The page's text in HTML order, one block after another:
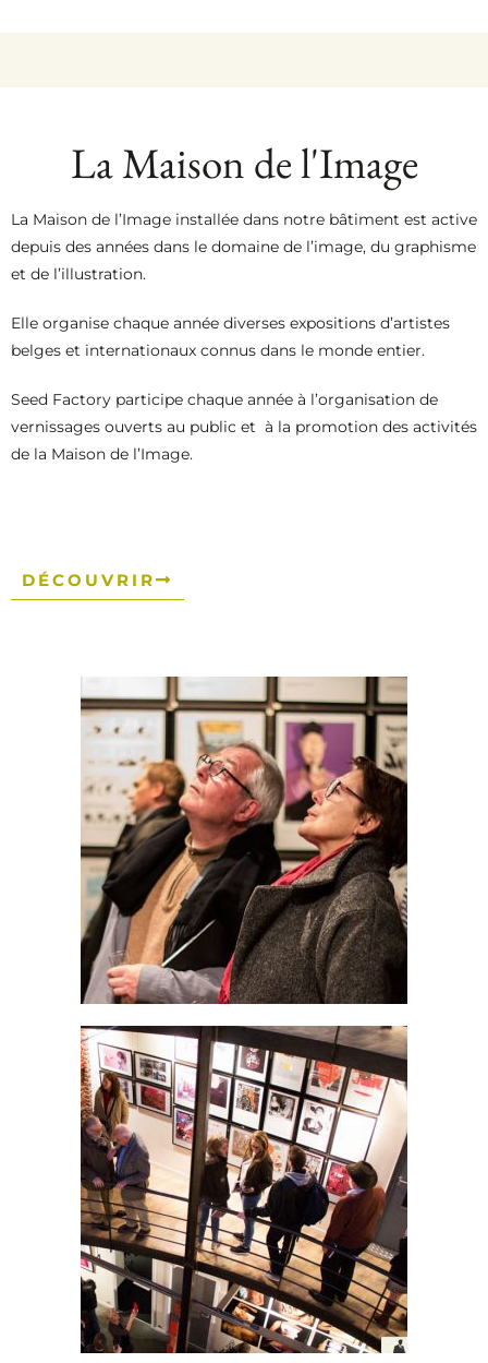
La Maison de l'Image
La Maison de l’Image installée dans notre bâtiment est active
et de l’illustration.
belges et internationaux connus dans le monde entier.
Seed Factory participe chaque année à l’organisation de